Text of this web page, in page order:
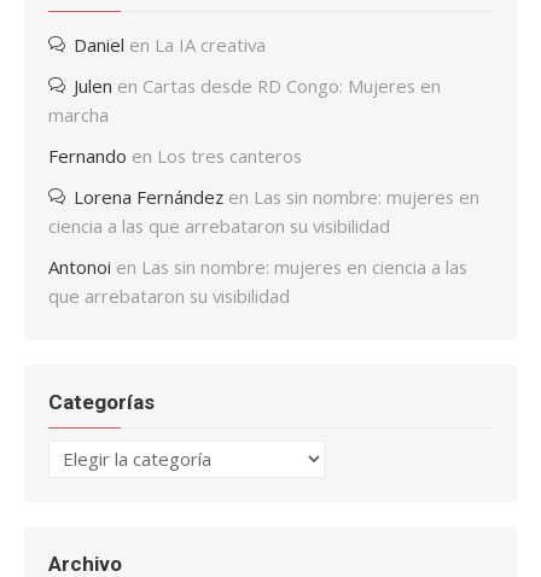
Daniel en La IA creativa
Julen en Cartas desde RD Congo: Mujeres en
marcha
Fernando en Los tres canteros
Lorena Fernández en Las sin nombre: mujeres en
ciencia a las que arrebataron su visibilidad
Antonoi en Las sin nombre: mujeres en ciencia a las
que arrebataron su visibilidad
Categorías
Categorías
Archivo